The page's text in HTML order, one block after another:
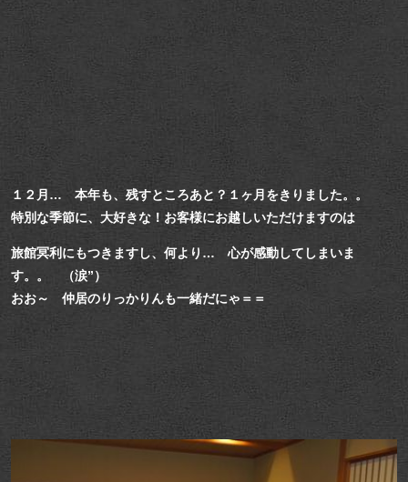
１２月… 本年も、残すところあと？１ヶ月をきりました。。
特別な季節に、大好きな！お客様にお越しいただけますのは
旅館冥利にもつきますし、何より… 心が感動してしまいま
す。。 （涙”）
おお～ 仲居のりっかりんも一緒だにゃ＝＝